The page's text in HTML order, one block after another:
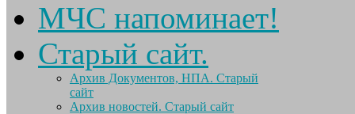
МЧС напоминает!
Старый сайт.
Архив Документов, НПА. Старый
сайт
Архив новостей. Старый сайт